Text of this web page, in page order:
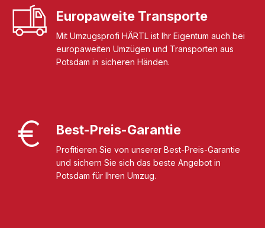
Europaweite Transporte
Mit Umzugsprofi HÄRTL ist Ihr Eigentum auch bei
europaweiten Umzügen und Transporten aus
Potsdam in sicheren Händen.
Best-Preis-Garantie
Profitieren Sie von unserer Best-Preis-Garantie
und sichern Sie sich das beste Angebot in
Potsdam für Ihren Umzug.